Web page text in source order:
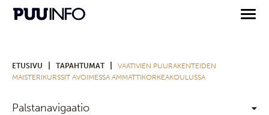
ETUSIVU TAPAHTUMAT
VAATIVIEN PUURAKENTEIDEN
MAISTERIKURSSIT AVOIMESSA AMMATTIKORKEAKOULUSSA
Palstanavigaatio